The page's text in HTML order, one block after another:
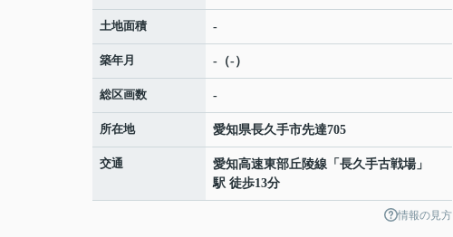
土地面積 -
築年月 -（-）
総区画数 -
所在地 愛知県長久手市先達705
交通 愛知高速東部丘陵線 「 長久手古戦場」
駅 徒歩13分
情報の見方